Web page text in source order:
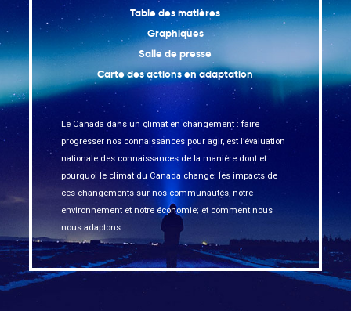
Table des matières
Graphiques
Salle de presse
Carte des actions en adaptation
Le Canada dans un climat en changement : faire
progresser nos connaissances pour agir, est l’évaluation
nationale des connaissances de la manière dont et
pourquoi le climat du Canada change; les impacts de
ces changements sur nos communautés, notre
environnement et notre économie; et comment nous
nous adaptons.